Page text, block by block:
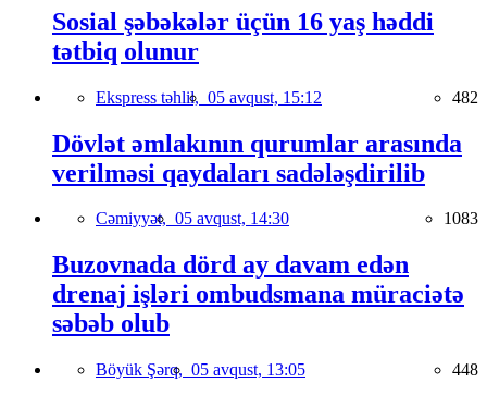
Sosial şəbəkələr üçün 16 yaş həddi
tətbiq olunur
Ekspress təhlil, 05 avqust, 15:12 482
Dövlət əmlakının qurumlar arasında
verilməsi qaydaları sadələşdirilib
Cəmiyyət, 05 avqust, 14:30 1083
Buzovnada dörd ay davam edən
drenaj işləri ombudsmana müraciətə
səbəb olub
Böyük Şərq, 05 avqust, 13:05 448